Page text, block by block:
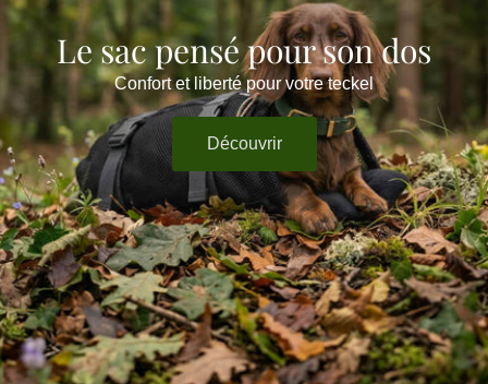
Le sac pensé pour son dos
Confort et liberté pour votre teckel
Découvrir